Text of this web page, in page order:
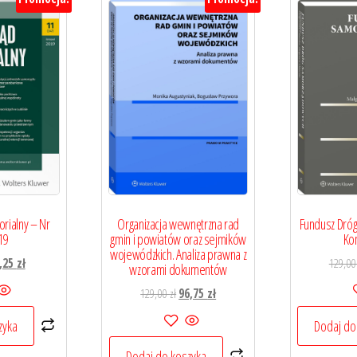
– Nr
zł.
złAktualna
44,25 zł.
Organizacja wewnętrzna rad
gmin i powiatów oraz sejmików
wojewódzkich. Analiza prawna z
wzorami dokumentów
129,00złPierwotna
cena
wynosiła:
129,00 zł.
96,75 złAktualna
96,75 zł.
Fundusz
Dodaj